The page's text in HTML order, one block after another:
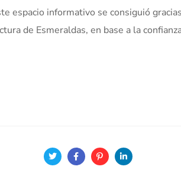
espacio informativo se consiguió
de Esmeraldas, en base a la